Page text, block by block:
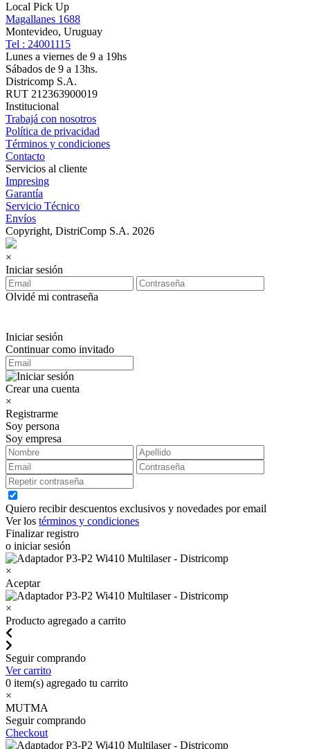
Local Pick Up
Magallanes 1688
Montevideo, Uruguay
Tel : 24001115
Lunes a viernes de 9 a 19hs
Sábados de 9 a 13hs.
Districomp S.A.
RUT 212363900019
Institucional
Trabajá con nosotros
Política de privacidad
Términos y condiciones
Contacto
Servicios al cliente
Impresing
Garantía
Servicio Técnico
Envíos
Copyright, DistriComp S.A. 2026
×
Iniciar sesión
Olvidé mi contraseña
Iniciar sesión
Continuar como invitado
Crear una cuenta
×
Registrarme
Soy persona
Soy empresa
Quiero recibir descuentos exclusivos y novedades por email
Ver los términos y condiciones
Finalizar registro
o iniciar sesión
×
Aceptar
×
Producto agregado a carrito
Seguir comprando
Ver carrito
0 item(s) agregado tu carrito
×
MUTMA
Seguir comprando
Checkout